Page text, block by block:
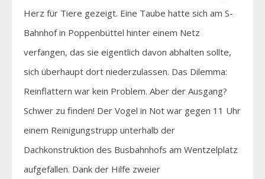
Herz für Tiere gezeigt. Eine Taube hatte sich am S-
Bahnhof in Poppenbüttel hinter einem Netz
verfangen, das sie eigentlich davon abhalten sollte,
sich überhaupt dort niederzulassen. Das Dilemma:
Reinflattern war kein Problem. Aber der Ausgang?
Schwer zu finden! Der Vogel in Not war gegen 11 Uhr
einem Reinigungstrupp unterhalb der
Dachkonstruktion des Busbahnhofs am Wentzelplatz
aufgefallen. Dank der Hilfe zweier